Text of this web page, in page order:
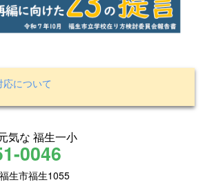
について
気な 福生一小
0046
生市福生1055